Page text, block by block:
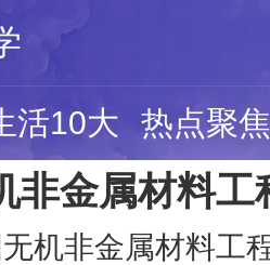
活10大 热点聚焦
非金属材料
机非金属材料工